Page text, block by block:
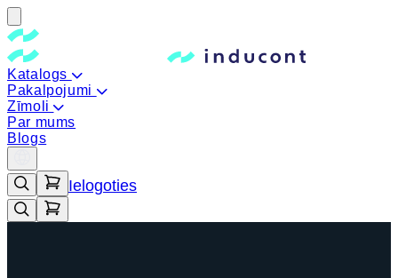
Katalogs
Pakalpojumi
Zīmoli
Par mums
Blogs
Ielogoties